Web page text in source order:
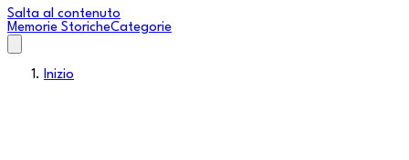
Salta al contenuto
Memorie StoricheCategorie
Inizio